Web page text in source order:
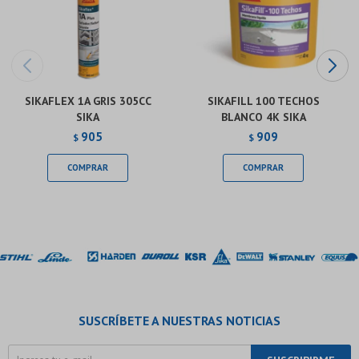
SIKAFLEX 1A GRIS 305CC
SIKA
$ 905
SIKAFILL 100 TECHOS
BLANCO 4K SIKA
$ 909
SUSCRÍBETE A NUESTRAS NOTICIAS